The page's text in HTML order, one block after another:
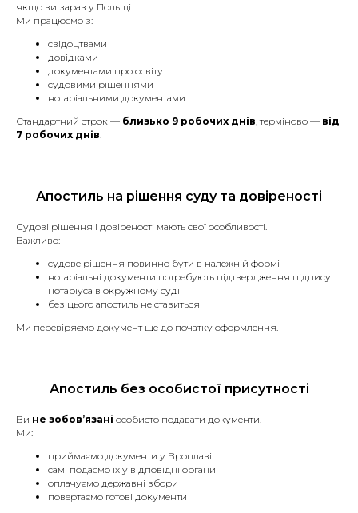
якщо ви зараз у Польщі.
Ми працюємо з:
свідоцтвами
довідками
документами про освіту
судовими рішеннями
нотаріальними документами
Стандартний строк — близько 9 робочих днів, терміново — від
7 робочих днів.
Апостиль на рішення суду та довіреності
Судові рішення і довіреності мають свої особливості.
Важливо:
судове рішення повинно бути в належній формі
нотаріальні документи потребують підтвердження підпису
нотаріуса в окружному суді
без цього апостиль не ставиться
Ми перевіряємо документ ще до початку оформлення.
Апостиль без особистої присутності
Ви не зобов’язані особисто подавати документи.
Ми:
приймаємо документи у Вроцлаві
самі подаємо їх у відповідні органи
оплачуємо державні збори
повертаємо готові документи
Паспорт або інший документ,
Водійські права.
(техпаспорт, договори купівлі-
Дипломи та атестати.
Довіреності.
Договори купівлі-продажу
різного майна.
Судові рішення та заяви.